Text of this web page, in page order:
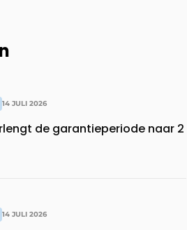
14 JULI 2026
de garantieperiode naar 2
14 JULI 2026